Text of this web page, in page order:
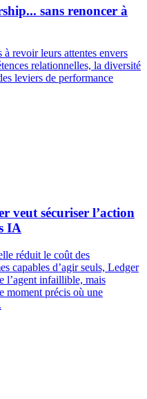
sans renoncer à
revoir leurs attentes envers
relationnelles, la diversité
leviers de performance
veut sécuriser l’action
IA
réduit le coût des
capables d’agir seuls, Ledger
l’agent infaillible, mais
moment précis où une